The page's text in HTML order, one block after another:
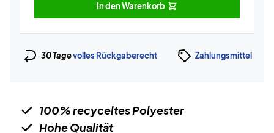
In den Warenkorb
30 Tagevolles Rückgaberecht Zahlungsmittel
100% recyceltes Polyester
Hohe Qualität